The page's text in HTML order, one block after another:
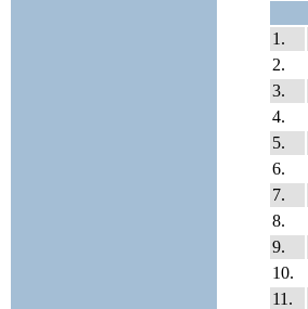
1.
2.
3.
4.
5.
6.
7.
8.
9.
10.
11.